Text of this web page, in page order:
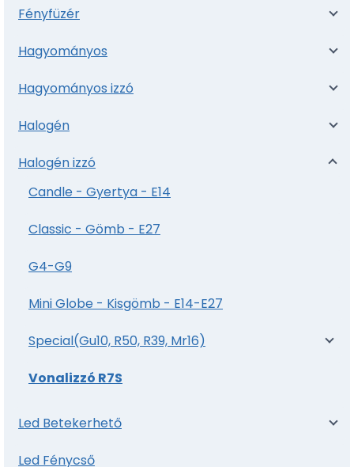
Fényfüzér
Hagyományos
Hagyományos izzó
Halogén
Halogén izzó
Candle - Gyertya - E14
Classic - Gömb - E27
G4-G9
Mini Globe - Kisgömb - E14-E27
Special(Gu10, R50, R39, Mr16)
Vonalizzó R7S
Led Betekerhető
Led Fénycső